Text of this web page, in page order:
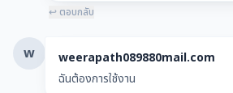
↩ ตอบกลับ
w weerapath089880mail.com
ฉันต้องการใช้งาน